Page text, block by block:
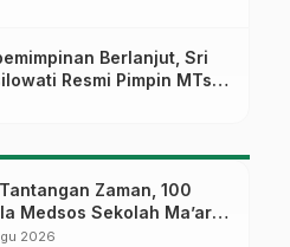
Berlanjut, Sri
Resmi Pimpin MTs
Zaman, 100
Medsos Sekolah Ma’arif
Ikuti Pelatihan Literasi
2026